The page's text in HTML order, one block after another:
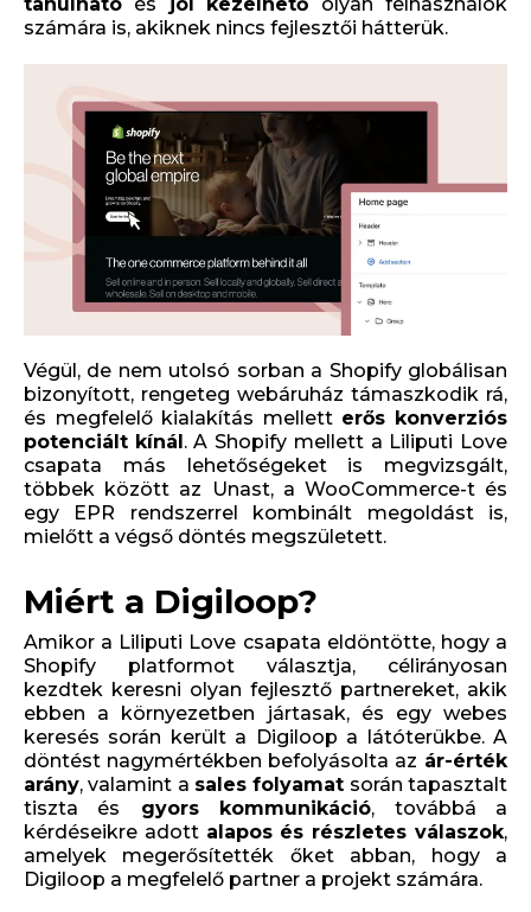
számára is, akiknek nincs fejlesztői hátterük.
Végül, de nem utolsó sorban a Shopify globálisan
bizonyított, rengeteg webáruház támaszkodik rá,
és megfelelő kialakítás mellett erős konverziós
potenciált kínál . A Shopify mellett a Liliputi Love
csapata más lehetőségeket is megvizsgált,
többek között az Unast, a WooCommerce-t és
egy EPR rendszerrel kombinált megoldást is,
mielőtt a végső döntés megszületett.
Miért a Digiloop?
Amikor a Liliputi Love csapata eldöntötte, hogy a
Shopify platformot választja, célirányosan
kezdtek keresni olyan fejlesztő partnereket, akik
ebben a környezetben jártasak, és egy webes
keresés során került a Digiloop a látóterükbe. A
döntést nagymértékben befolyásolta az ár-érték
arány, valamint a sales folyamat során tapasztalt
tiszta és gyors kommunikáció, továbbá a
kérdéseikre adott alapos és részletes válaszok,
amelyek megerősítették őket abban, hogy a
Digiloop a megfelelő partner a projekt számára.